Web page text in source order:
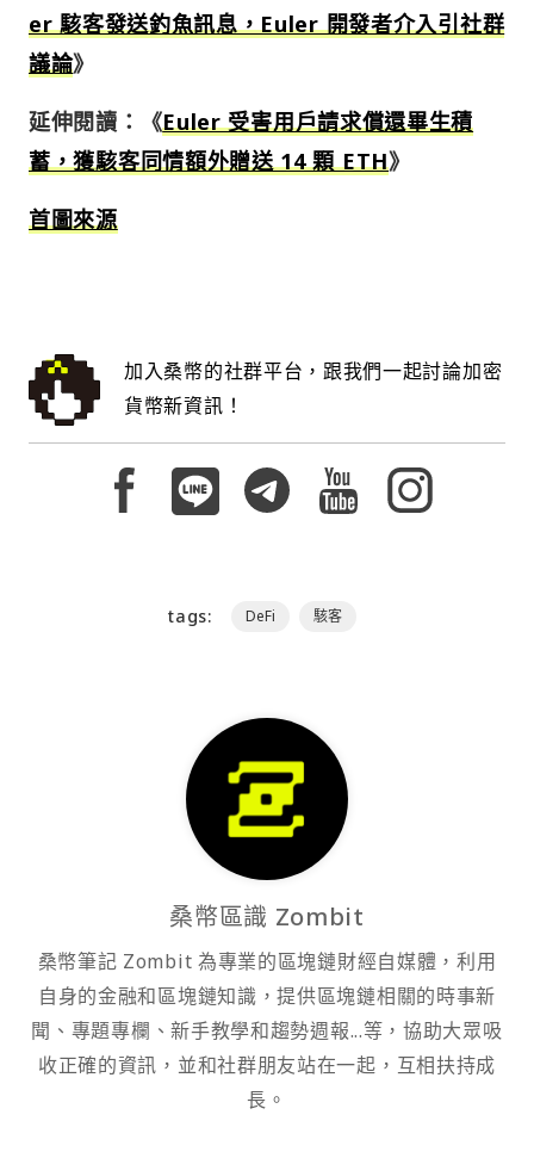
er 駭客發送釣魚訊息，Euler 開發者介入引社群
議論》
延伸閱讀：《Euler 受害用戶請求償還畢生積
蓄，獲駭客同情額外贈送 14 顆 ETH》
首圖來源
加入桑幣的社群平台，跟我們一起討論加密
貨幣新資訊！
tags: DeFi 駭客
桑幣區識 Zombit
桑幣筆記 Zombit 為專業的區塊鏈財經自媒體，利用
自身的金融和區塊鏈知識，提供區塊鏈相關的時事新
聞、專題專欄、新手教學和趨勢週報...等，協助大眾吸
收正確的資訊，並和社群朋友站在一起，互相扶持成
長。